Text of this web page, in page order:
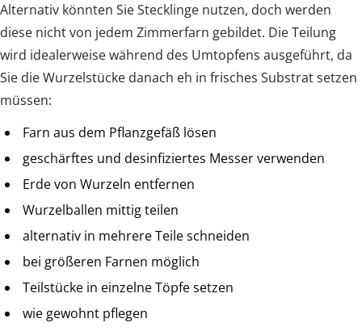
Alternativ könnten Sie Stecklinge nutzen, doch werden
diese nicht von jedem Zimmerfarn gebildet. Die Teilung
wird idealerweise während des Umtopfens ausgeführt, da
Sie die Wurzelstücke danach eh in frisches Substrat setzen
müssen:
Farn aus dem Pflanzgefäß lösen
geschärftes und desinfiziertes Messer verwenden
Erde von Wurzeln entfernen
Wurzelballen mittig teilen
alternativ in mehrere Teile schneiden
bei größeren Farnen möglich
Teilstücke in einzelne Töpfe setzen
wie gewohnt pflegen